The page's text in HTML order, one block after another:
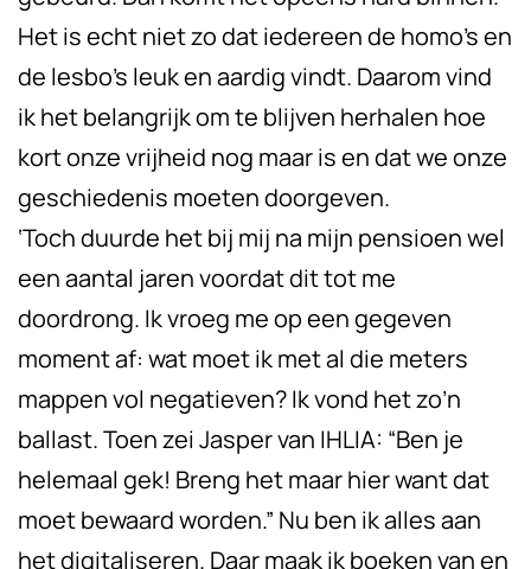
Het is echt niet zo dat iedereen de homo’s en
de lesbo’s leuk en aardig vindt. Daarom vind
ik het belangrijk om te blijven herhalen hoe
kort onze vrijheid nog maar is en dat we onze
geschiedenis moeten doorgeven.
‘Toch duurde het bij mij na mijn pensioen wel
een aantal jaren voordat dit tot me
doordrong. Ik vroeg me op een gegeven
moment af: wat moet ik met al die meters
mappen vol negatieven? Ik vond het zo’n
ballast. Toen zei Jasper van IHLIA: “Ben je
helemaal gek! Breng het maar hier want dat
moet bewaard worden.” Nu ben ik alles aan
het digitaliseren. Daar maak ik boeken van en